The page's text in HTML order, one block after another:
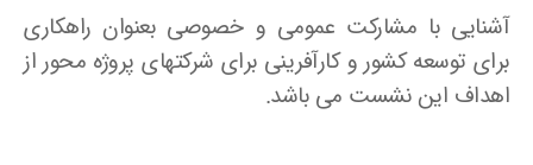
آشنایی با مشارکت عمومی و خصوصی بعنوان راهکاری
برای توسعه کشور و کارآفرینی برای شرکتهای پروژه محور از
اهداف این نشست می باشد.